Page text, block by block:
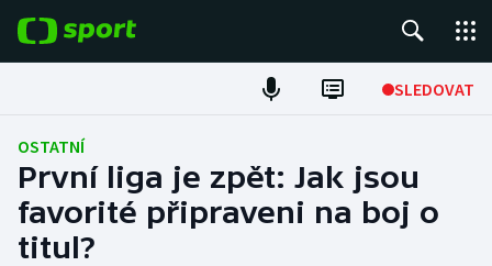
SLEDOVAT
ME v atletice
ME v plavání
Fotbal
OSTATNÍ
První liga je zpět: Jak jsou
favorité připraveni na boj o
titul?